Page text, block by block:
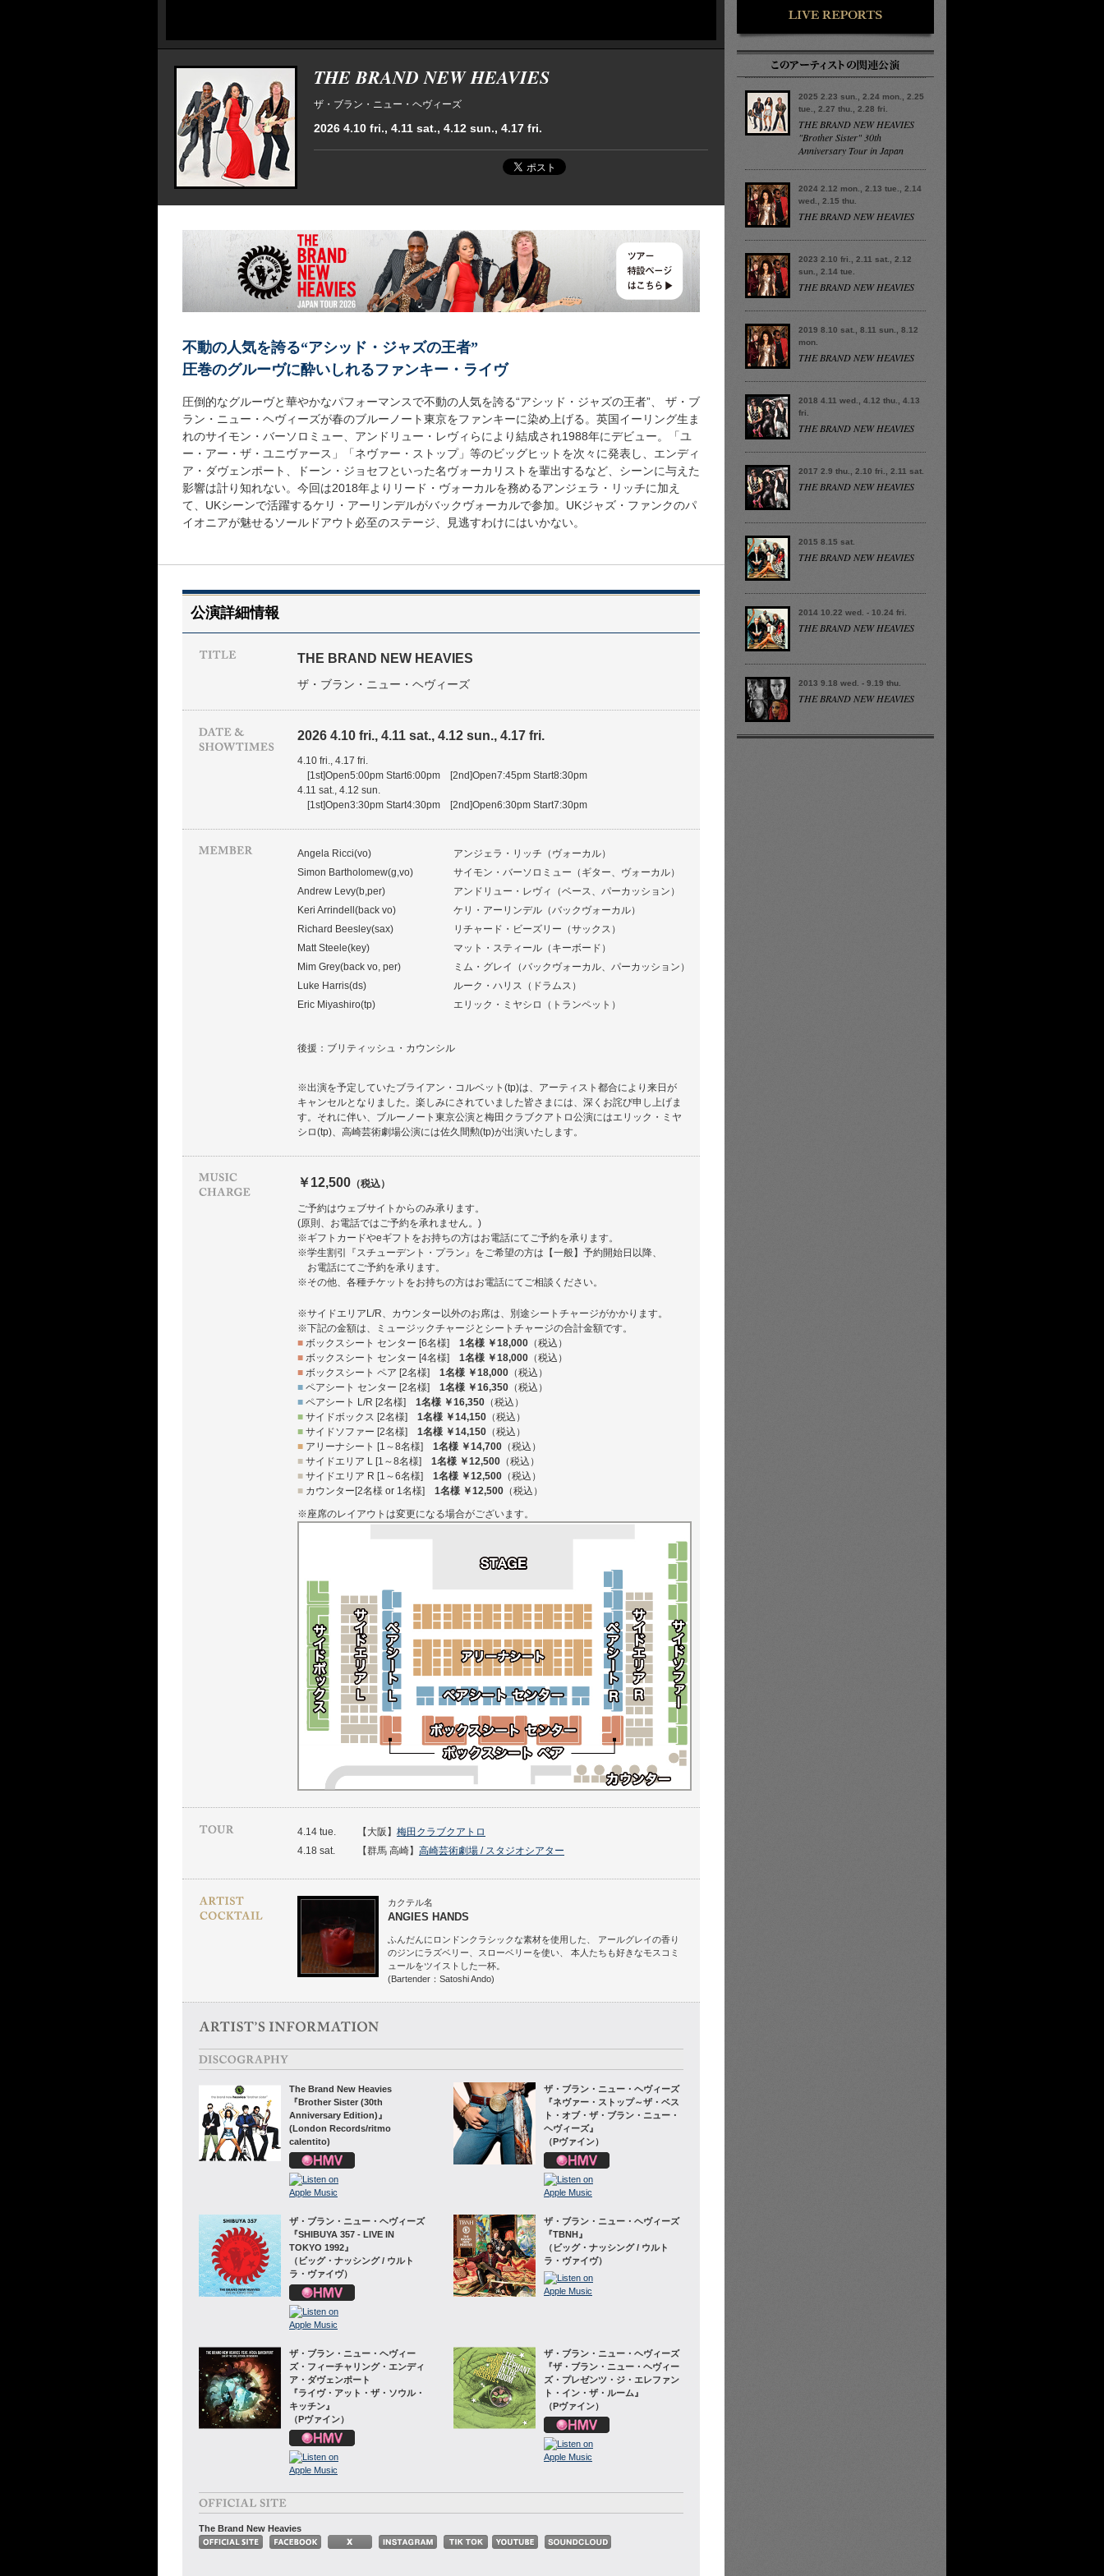
THE BRAND NEW HEAVIES
ザ・ブラン・ニュー・ヘヴィーズ
2026 4.10 fri., 4.11 sat., 4.12 sun., 4.17 fri.
不動の人気を誇る“アシッド・ジャズの王者”
圧巻のグルーヴに酔いしれるファンキー・ライヴ
圧倒的なグルーヴと華やかなパフォーマンスで不動の人気を誇る“アシッド・ジャズの王者”、 ザ・ブ
ラン・ニュー・ヘヴィーズが春のブルーノート東京をファンキーに染め上げる。英国イーリング生ま
れのサイモン・バーソロミュー、アンドリュー・レヴィらにより結成され1988年にデビュー。「ユ
ー・アー・ザ・ユニヴァース」「ネヴァー・ストップ」等のビッグヒットを次々に発表し、エンディ
ア・ダヴェンポート、ドーン・ジョセフといった名ヴォーカリストを輩出するなど、シーンに与えた
影響は計り知れない。今回は2018年よりリード・ヴォーカルを務めるアンジェラ・リッチに加え
て、UKシーンで活躍するケリ・アーリンデルがバックヴォーカルで参加。UKジャズ・ファンクのパ
イオニアが魅せるソールドアウト必至のステージ、見逃すわけにはいかない。
公演詳細情報
THE BRAND NEW HEAVIES
ザ・ブラン・ニュー・ヘヴィーズ
2026 4.10 fri., 4.11 sat., 4.12 sun., 4.17 fri.
4.10 fri., 4.17 fri.
[1st]Open5:00pm Start6:00pm [2nd]Open7:45pm Start8:30pm
4.11 sat., 4.12 sun.
[1st]Open3:30pm Start4:30pm [2nd]Open6:30pm Start7:30pm
Angela Ricci(vo)
アンジェラ・リッチ（ヴォーカル）
Simon Bartholomew(g,vo)
サイモン・バーソロミュー（ギター、ヴォーカル）
Andrew Levy(b,per)
アンドリュー・レヴィ（ベース、パーカッション）
Keri Arrindell(back vo)
ケリ・アーリンデル（バックヴォーカル）
Richard Beesley(sax)
リチャード・ビーズリー（サックス）
Matt Steele(key)
マット・スティール（キーボード）
Mim Grey(back vo, per)
ミム・グレイ（バックヴォーカル、パーカッション）
Luke Harris(ds)
ルーク・ハリス（ドラムス）
Eric Miyashiro(tp)
エリック・ミヤシロ（トランペット）
後援：ブリティッシュ・カウンシル
※出演を予定していたブライアン・コルベット(tp)は、アーティスト都合により来日が
キャンセルとなりました。楽しみにされていました皆さまには、深くお詫び申し上げま
す。それに伴い、ブルーノート東京公演と梅田クラブクアトロ公演にはエリック・ミヤ
シロ(tp)、高崎芸術劇場公演には佐久間勲(tp)が出演いたします。
￥12,500 （税込）
ご予約はウェブサイトからのみ承ります。
(原則、お電話ではご予約を承れません。)
※ギフトカードやeギフトをお持ちの方はお電話にてご予約を承ります。
※学生割引『スチューデント・プラン』をご希望の方は【一般】予約開始日以降、
お電話にてご予約を承ります。
※その他、各種チケットをお持ちの方はお電話にてご相談ください。
※サイドエリアL/R、カウンター以外のお席は、別途シートチャージがかかります。
※下記の金額は、ミュージックチャージとシートチャージの合計金額です。
■ ボックスシート センター [6名様] 1名様 ￥18,000 （税込）
■ ボックスシート センター [4名様] 1名様 ￥18,000 （税込）
■ ボックスシート ペア [2名様] 1名様 ￥18,000 （税込）
■ ペアシート センター [2名様] 1名様 ￥16,350 （税込）
■ ペアシート L/R [2名様] 1名様 ￥16,350 （税込）
■ サイドボックス [2名様] 1名様 ￥14,150 （税込）
■ サイドソファー [2名様] 1名様 ￥14,150 （税込）
■ アリーナシート [1～8名様] 1名様 ￥14,700 （税込）
■ サイドエリア L [1～8名様] 1名様 ￥12,500 （税込）
■ サイドエリア R [1～6名様] 1名様 ￥12,500 （税込）
■ カウンター[2名様 or 1名様] 1名様 ￥12,500 （税込）
※座席のレイアウトは変更になる場合がございます。
4.14 tue. 【大阪】 梅田クラブクアトロ
4.18 sat.
【群馬 高崎】 高崎芸術劇場 / スタジオシアター
カクテル名
ANGIES HANDS
ふんだんにロンドンクラシックな素材を使用した、 アールグレイの香り
のジンにラズベリー、スローベリーを使い、 本人たちも好きなモスコミ
ュールをツイストした一杯。
(Bartender：Satoshi Ando)
The Brand New Heavies
『Brother Sister (30th
Anniversary Edition)』
(London Records/ritmo
calentito)
ザ・ブラン・ニュー・ヘヴィーズ
『ネヴァー・ストップ～ザ・ベス
ト・オブ・ザ・ブラン・ニュー・
ヘヴィーズ』
（Pヴァイン）
ザ・ブラン・ニュー・ヘヴィーズ
『SHIBUYA 357 - LIVE IN
TOKYO 1992』
（ビッグ・ナッシング / ウルト
ラ・ヴァイヴ）
ザ・ブラン・ニュー・ヘヴィーズ
『TBNH』
（ビッグ・ナッシング / ウルト
ラ・ヴァイヴ）
ザ・ブラン・ニュー・ヘヴィー
ズ・フィーチャリング・エンディ
ア・ダヴェンポート
『ライヴ・アット・ザ・ソウル・
キッチン』
（Pヴァイン）
ザ・ブラン・ニュー・ヘヴィーズ
『ザ・ブラン・ニュー・ヘヴィー
ズ・プレゼンツ・ジ・エレファン
ト・イン・ザ・ルーム』
（Pヴァイン）
The Brand New Heavies
2025 2.23 sun., 2.24 mon., 2.25
tue., 2.27 thu., 2.28 fri.
THE BRAND NEW HEAVIES
"Brother Sister" 30th
Anniversary Tour in Japan
2024 2.12 mon., 2.13 tue., 2.14
wed., 2.15 thu.
THE BRAND NEW HEAVIES
2023 2.10 fri., 2.11 sat., 2.12
sun., 2.14 tue.
THE BRAND NEW HEAVIES
2019 8.10 sat., 8.11 sun., 8.12
mon.
THE BRAND NEW HEAVIES
2018 4.11 wed., 4.12 thu., 4.13
fri.
THE BRAND NEW HEAVIES
2017 2.9 thu., 2.10 fri., 2.11 sat.
THE BRAND NEW HEAVIES
2015 8.15 sat.
THE BRAND NEW HEAVIES
2014 10.22 wed. - 10.24 fri.
THE BRAND NEW HEAVIES
2013 9.18 wed. - 9.19 thu.
THE BRAND NEW HEAVIES